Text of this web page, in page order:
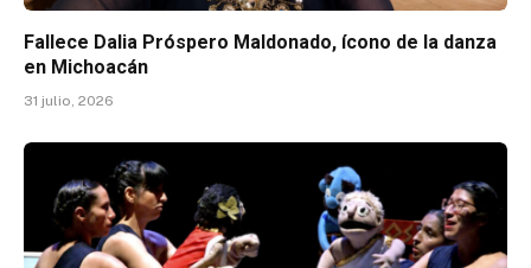
Fallece Dalia Próspero Maldonado, ícono de la danza
en Michoacán
31 julio, 2026